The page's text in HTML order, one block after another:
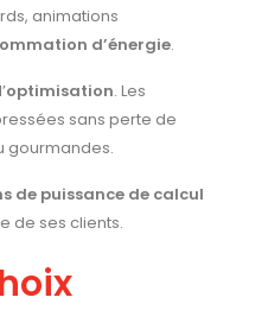
animations
d’énergie.
optimisation. Les
sans perte de
gourmandes.
de puissance de calcul
de ses clients.